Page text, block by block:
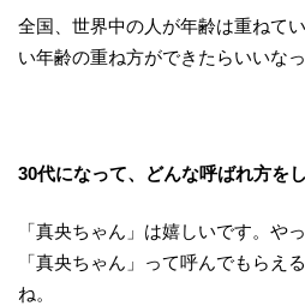
全国、世界中の人が年齢は重ねて
い年齢の重ね方ができたらいいなっ
30代になって、どんな呼ばれ方を
「真央ちゃん」は嬉しいです。や
「真央ちゃん」って呼んでもらえ
ね。